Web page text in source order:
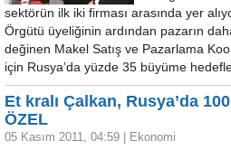
sektörün ilk iki firması arasında yer
Örgütü üyeliğinin ardından pazarın
değinen Makel Satış ve Pazarlama
için Rusya’da yüzde 35 büyüme
Et kralı Çalkan, Rusya’da
ÖZEL
05 Kasım 2011, 04:59 Ekonomi